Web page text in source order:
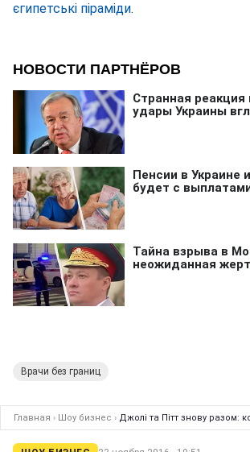
єгипетські піраміди.
Врачи без границ
Главная › Шоу бизнес › Джолі та Пітт знову